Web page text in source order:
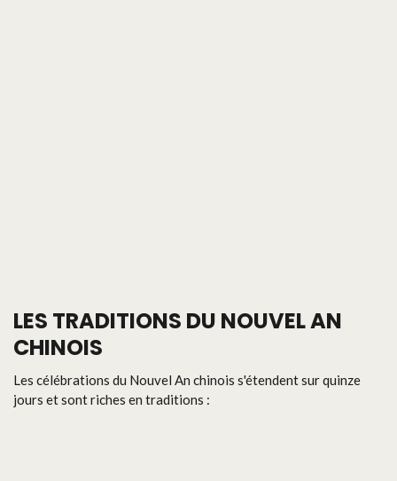
LES TRADITIONS DU NOUVEL AN
CHINOIS
Les célébrations du Nouvel An chinois s'étendent sur quinze
jours et sont riches en traditions :